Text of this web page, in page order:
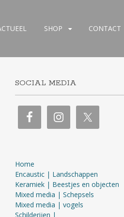
SHOP CONTACT
SOCIAL MEDIA
Home
Encaustic | Landschappen
Keramiek | Beestjes en objecten
Mixed media | Schepsels
Mixed media | vogels
Schilderijen |